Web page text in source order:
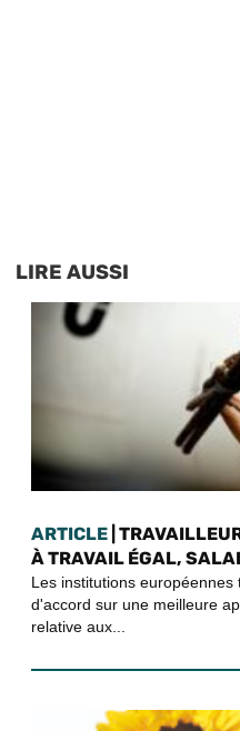
LIRE AUSSI
ARTICLE |
À TRAVAIL ÉGAL,
Les institutions
d'accord sur une meilleure
relative aux...